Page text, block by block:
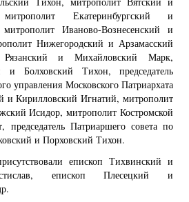
Екатеринбургский и
Иваново-Вознесенский и
Нижегородский и Арзамасский
Рязанский и Михайловский Марк,
и Болховский Тихон, председатель
управления Московского Патриархата
и Кирилловский Игнатий, митрополит
Исидор, митрополит Костромской
председатель Патриаршего совета по
и Порховский Тихон.
епископ Тихвинский и
епископ Плесецкий и